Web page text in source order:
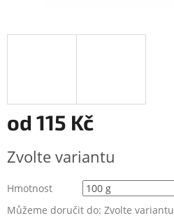
od 115 Kč
cena:
Zvolte variantu
Hmotnost
Můžeme doručit do: Zvolte variantu